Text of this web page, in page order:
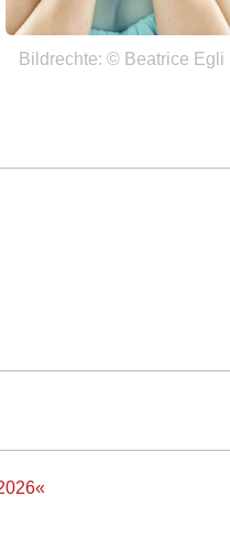
Bildrechte: © Beatrice Egli